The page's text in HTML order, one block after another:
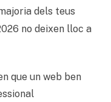
dels teus
no deixen lloc a
que un web ben